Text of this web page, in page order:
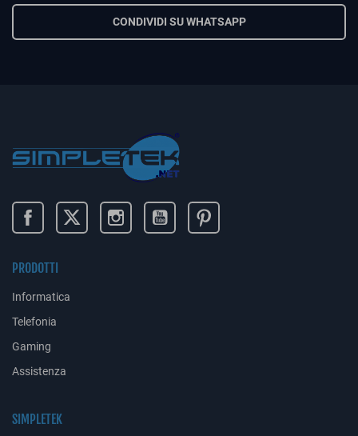
CONDIVIDI SU WHATSAPP
PRODOTTI
Informatica
Telefonia
Gaming
Assistenza
SIMPLETEK